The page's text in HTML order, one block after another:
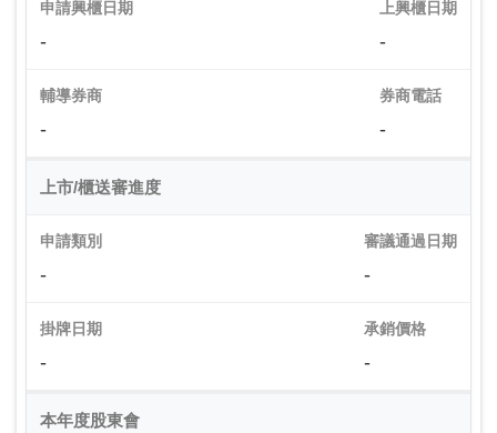
申請興櫃日期
-
上興櫃日期
-
輔導券商
-
券商電話
-
上市/櫃送審進度
申請類別
-
審議通過日期
-
掛牌日期
-
承銷價格
-
本年度股東會